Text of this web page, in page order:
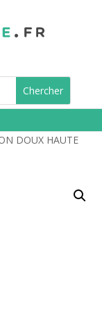
DOUX HAUTE